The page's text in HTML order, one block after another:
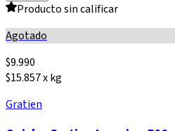
Producto sin calificar
Agotado
$9.990
$15.857 x kg
Gratien